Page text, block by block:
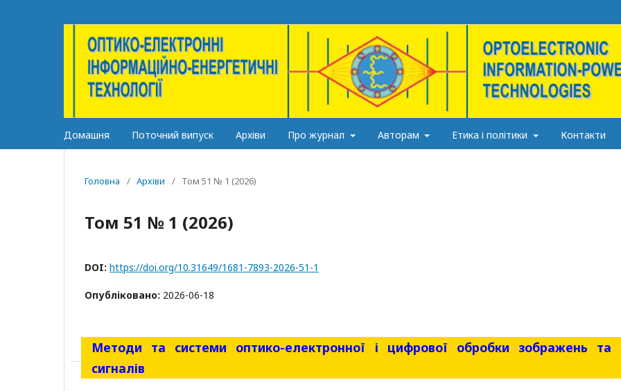
Домашня Поточний випуск Архіви Про журнал Авторам Етика і політики Контакти
Головна / Архіви / Том 51 № 1 (2026)
Том 51 № 1 (2026)
DOI: https://doi.org/10.31649/1681-7893-2026-51-1
Опубліковано: 2026-06-18
Методи та системи оптико-електронної і цифрової обробки зображень та
сигналів